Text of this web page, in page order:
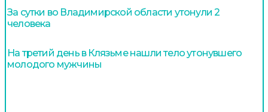
За сутки во Владимирской области утонули 2
человека
На третий день в Клязьме нашли тело утонувшего
молодого мужчины